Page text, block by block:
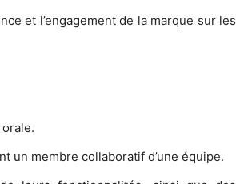
et l’engagement de la marque sur les
un membre collaboratif d’une équipe.